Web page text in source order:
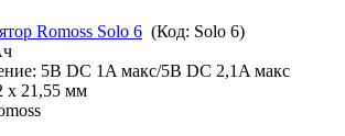
Romoss Solo 6 (Код: Solo 6)
5В DC 1A макс/5В DC 2,1A макс
х 21,55 мм